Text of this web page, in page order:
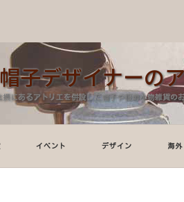
子デザイナーの
にあるアトリエを併設した帽子や服飾小物雑貨の
イベント デザイン 海外